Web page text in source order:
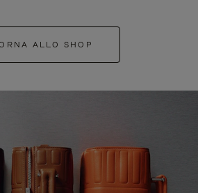
ALLO SHOP